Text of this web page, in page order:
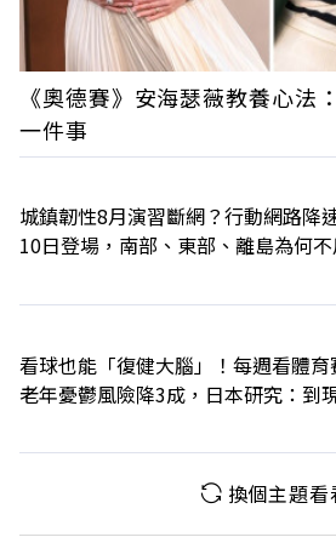
《奧德賽》安海瑟薇教養心法
一件事
城鎮韌性8月演習斷網？行動網路降
10日登場，南部、東部、離島為何不
看球也能「復健大腦」！每週看體育
老年憂鬱風險降3成，日本研究：到
換個主題看